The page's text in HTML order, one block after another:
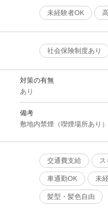
未経験者OK
社会保険制度あり
対策の有無
あり
備考
敷地内禁煙（喫煙場所あり）
交通費支給
ス
車通勤OK 未
髪型・髪色自由